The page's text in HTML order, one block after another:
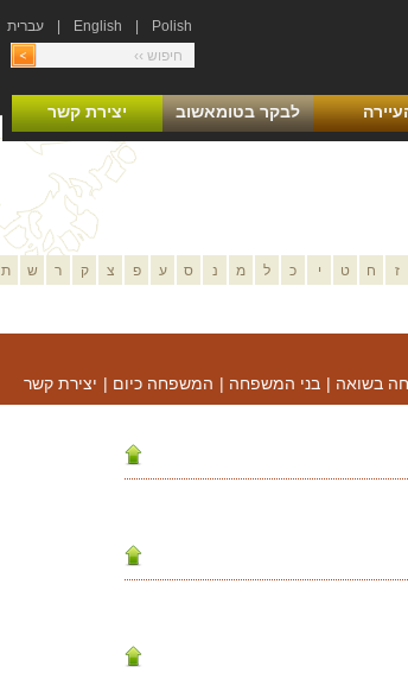
Polish
English עברית
לבקר בטומאשוב יצירת קשר
ז ח ט י כ ל מ נ ס ע פ צ ק ר ש ת
בשואה | בני המשפחה | המשפחה כיום | יצירת קשר